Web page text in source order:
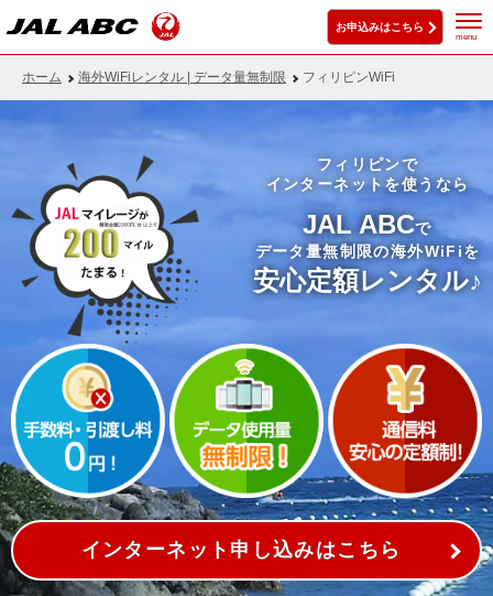
お申込みはこちら
menu
ホーム 海外WiFiレンタル | データ量無制限 フィリピンWiFi
フィリピンで
インターネットを使うなら
JAL ABCで
データ量無制限の海外WiFiを
安心定額レンタル♪
インターネット申し込みはこちら